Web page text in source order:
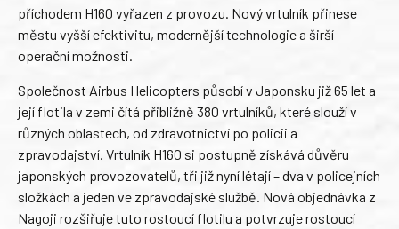
příchodem H160 vyřazen z provozu. Nový vrtulník přinese
městu vyšší efektivitu, modernější technologie a širší
operační možnosti.
Společnost Airbus Helicopters působí v Japonsku již 65 let a
její flotila v zemi čítá přibližně 380 vrtulníků, které slouží v
různých oblastech, od zdravotnictví po policii a
zpravodajství. Vrtulník H160 si postupně získává důvěru
japonských provozovatelů, tři již nyní létají – dva v policejních
složkách a jeden ve zpravodajské službě. Nová objednávka z
Nagoji rozšiřuje tuto rostoucí flotilu a potvrzuje rostoucí